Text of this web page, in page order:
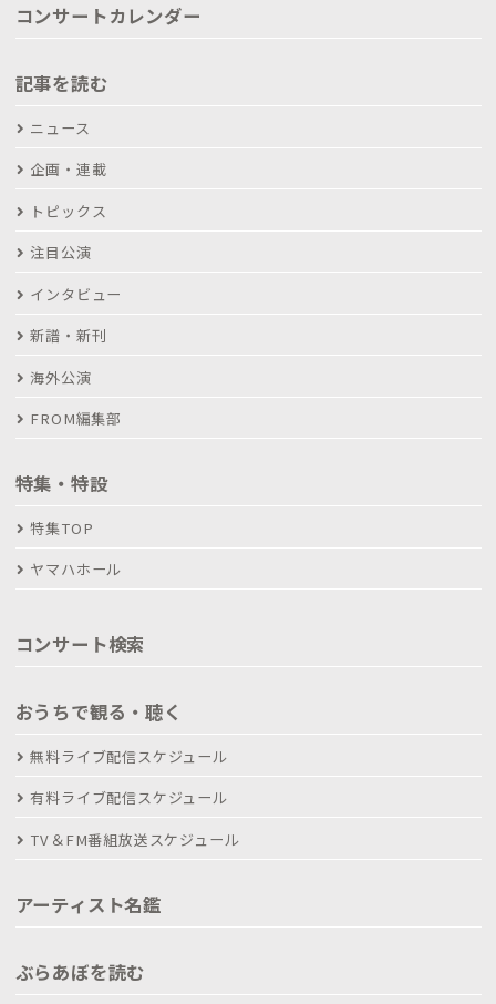
コンサートカレンダー
記事を読む
ニュース
企画・連載
トピックス
注目公演
インタビュー
新譜・新刊
海外公演
FROM編集部
特集・特設
特集TOP
ヤマハホール
コンサート検索
おうちで観る・聴く
無料ライブ配信スケジュール
有料ライブ配信スケジュール
TV＆FM番組放送スケジュール
アーティスト名鑑
ぶらあぼを読む